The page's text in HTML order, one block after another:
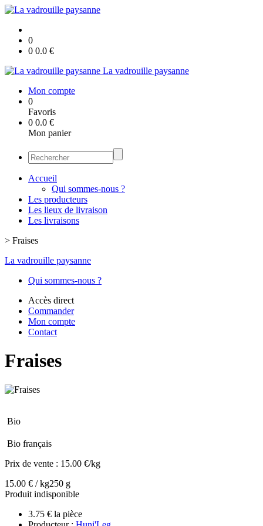
0
0 0.0 €
La vadrouille paysanne
Mon compte
0
Favoris
0 0.0 €
Mon panier
Accueil
Qui sommes-nous ?
Les producteurs
Les lieux de livraison
Les livraisons
> Fraises
La vadrouille paysanne
Qui sommes-nous ?
Accès direct
Commander
Mon compte
Contact
Fraises
Bio
Bio français
Prix de vente : 15.00 €/kg
15.00 € / kg250 g
Produit indisponible
3.75 € la pièce